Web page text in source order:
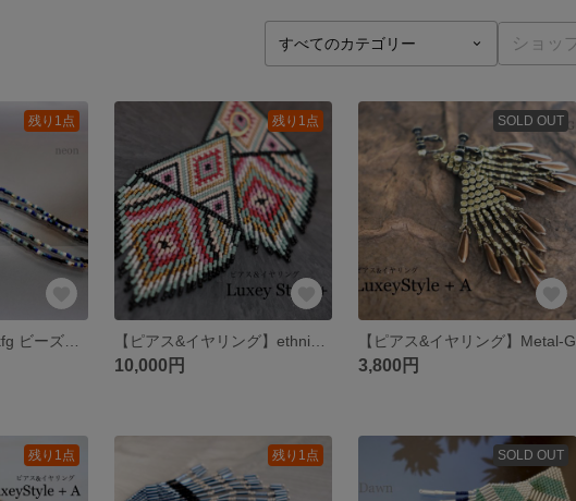
残り1点
【夏のアクセ】14kfg ビーズ二連ロングピアス/ブルー
残り1点
10,000円
SOLD OUT
【ピアス&イヤリング】Metal-G
3,800円
残り1点 残り1点 SOLD OUT